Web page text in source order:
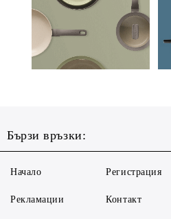
Бързи връзки:
Начало
Рекламации
Регистрация
Контакт